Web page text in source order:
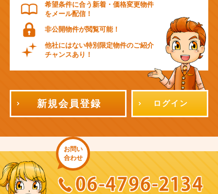
希望条件に合う新着・価格変更物件
をメール配信！
非公開物件が閲覧可能！
他社にはない特別限定物件のご紹介
チャンスあり！
新規会員登録 ログイン
お問い
合わせ